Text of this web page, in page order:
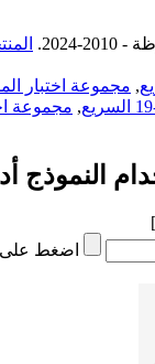
2024.
, مجموعة اختبار
, مجموعة
النموذج